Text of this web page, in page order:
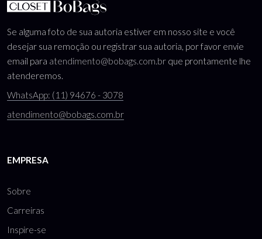
Se alguma foto de sua autoria estiver em nosso site e você
desejar sua remoção ou registrar sua autoria, por favor envie
email para atendimento@bobags.com.br que prontamente lhe
atenderemos.
WhatsApp: (11) 94676 - 3078
atendimento@bobags.com.br
EMPRESA
Sobre
Carreiras
Inspire-se